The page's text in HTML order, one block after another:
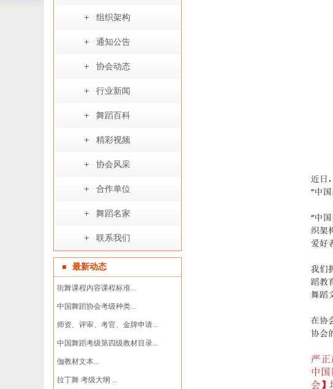
组织架构
通知公告
协会动态
行业新闻
舞蹈百科
精彩视频
协会风采
合作单位
舞蹈名家
联系我们
最新动态
街舞课程内容课程标准...
中国舞蹈协会考级种类...
师资、评审、考官、金牌申请...
中国舞蹈考级第四级教材目录...
伽教材文本...
拉丁舞 考级大纲 ...